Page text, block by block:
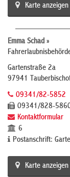
Karte anzeigen
Emma Schad »
Gartenstraße 2a
97941
09341/82-5852
09341/828-
Kontaktformular
6
Postanschrift:
Karte anzeigen